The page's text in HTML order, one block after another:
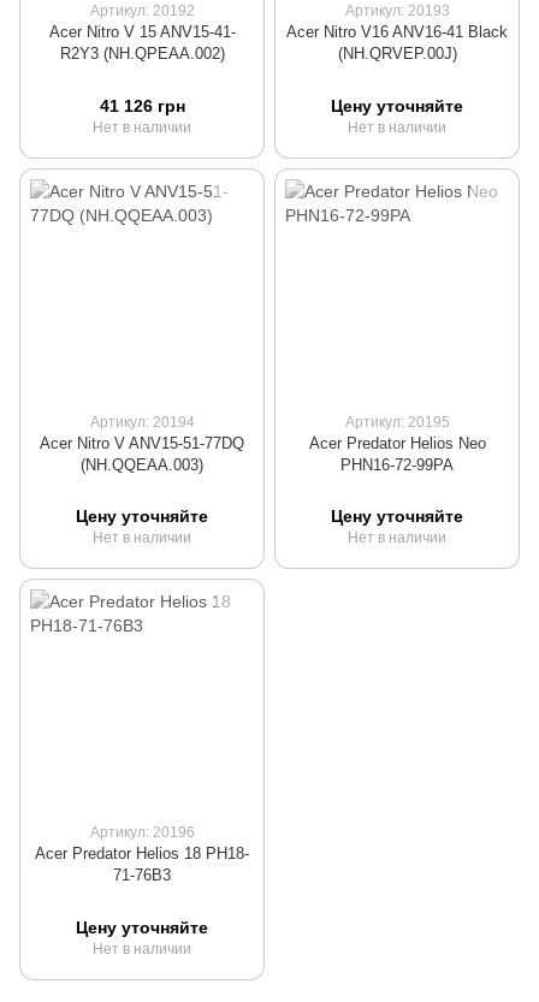
Артикул: 20192
Acer Nitro V 15 ANV15-41-
R2Y3 (NH.QPEAA.002)
41 126 грн
Нет в наличии
Артикул: 20193
Acer Nitro V16 ANV16-41 Black
(NH.QRVEP.00J)
Цену уточняйте
Нет в наличии
Артикул: 20194
Acer Nitro V ANV15-51-77DQ
(NH.QQEAA.003)
Цену уточняйте
Нет в наличии
Артикул: 20195
Acer Predator Helios Neo
PHN16-72-99PA
Цену уточняйте
Нет в наличии
Артикул: 20196
Acer Predator Helios 18 PH18-
71-76B3
Цену уточняйте
Нет в наличии